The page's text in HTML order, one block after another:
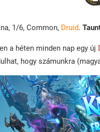
1/6, Common, Druid.
a héten minden nap egy új
hogy számunkra